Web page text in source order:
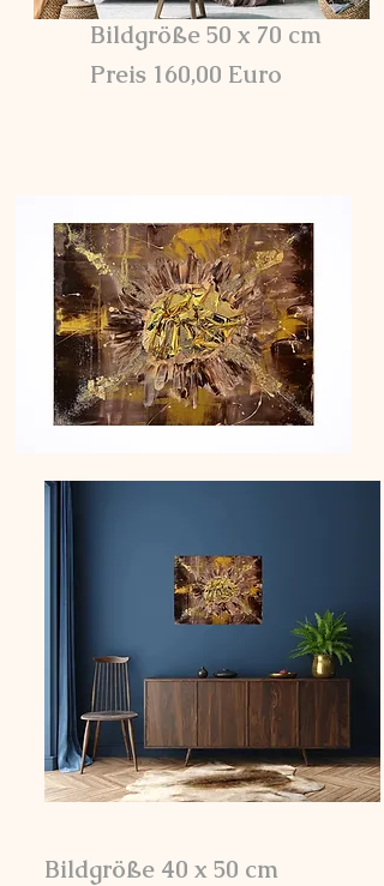
Bildgröße 50 x 70 cm
Preis 160,00 Euro
Bildgröße 40 x 50 cm